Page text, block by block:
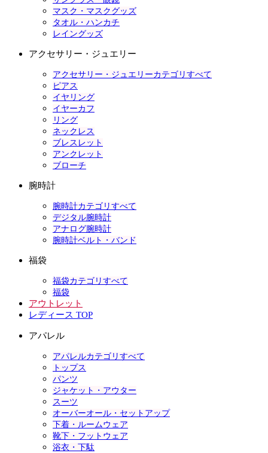
マスク・マスクグッズ
タオル・ハンカチ
レイングッズ
アクセサリー・ジュエリー
アクセサリー・ジュエリーカテゴリすべて
ピアス
イヤリング
イヤーカフ
リング
ネックレス
ブレスレット
アンクレット
ブローチ
腕時計
腕時計カテゴリすべて
デジタル腕時計
アナログ腕時計
腕時計ベルト・バンド
福袋
福袋カテゴリすべて
福袋
アウトレット
レディース TOP
アパレル
アパレルカテゴリすべて
トップス
パンツ
ジャケット・アウター
スーツ
オーバーオール・セットアップ
下着・ルームウェア
靴下・フットウェア
浴衣・下駄